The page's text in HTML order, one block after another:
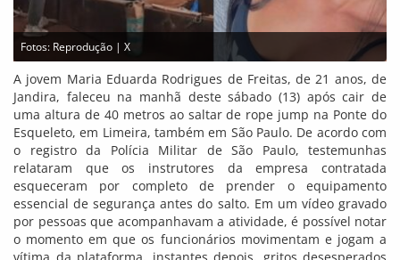
Fotos: Reprodução | X
A jovem Maria Eduarda Rodrigues de Freitas, de 21 anos, de
Jandira, faleceu na manhã deste sábado (13) após cair de
uma altura de 40 metros ao saltar de rope jump na Ponte do
Esqueleto, em Limeira, também em São Paulo. De acordo com
o registro da Polícia Militar de São Paulo, testemunhas
relataram que os instrutores da empresa contratada
esqueceram por completo de prender o equipamento
essencial de segurança antes do salto. Em um vídeo gravado
por pessoas que acompanhavam a atividade, é possível notar
o momento em que os funcionários movimentam e jogam a
vítima da plataforma, instantes depois, gritos desesperados